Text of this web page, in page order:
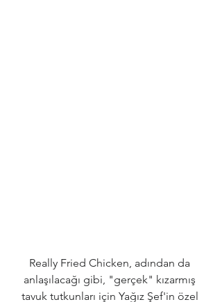
Really Fried Chicken, adından da
anlaşılacağı gibi, "gerçek" kızarmış
tavuk tutkunları için Yağız Şef'in özel